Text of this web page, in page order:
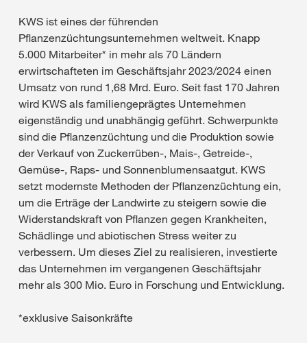
KWS ist eines der führenden
Pflanzenzüchtungsunternehmen weltweit. Knapp
5.000 Mitarbeiter* in mehr als 70 Ländern
erwirtschafteten im Geschäftsjahr 2023/2024 einen
Umsatz von rund 1,68 Mrd. Euro. Seit fast 170 Jahren
wird KWS als familiengeprägtes Unternehmen
eigenständig und unabhängig geführt. Schwerpunkte
sind die Pflanzenzüchtung und die Produktion sowie
der Verkauf von Zuckerrüben-, Mais-, Getreide-,
Gemüse-, Raps- und Sonnenblumensaatgut. KWS
setzt modernste Methoden der Pflanzenzüchtung ein,
um die Erträge der Landwirte zu steigern sowie die
Widerstandskraft von Pflanzen gegen Krankheiten,
Schädlinge und abiotischen Stress weiter zu
verbessern. Um dieses Ziel zu realisieren, investierte
das Unternehmen im vergangenen Geschäftsjahr
mehr als 300 Mio. Euro in Forschung und Entwicklung.
*exklusive Saisonkräfte